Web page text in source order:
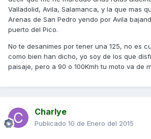
Valladolid, Avila, Salamanca, y la que mas
Arenas de San Pedro yendo por Avila
puerto del Pico.
No te desanimes por tener una 125, no es
como bien han dicho, yo soy de los que
paisaje, pero a 90 o 100Kmh tu moto va de
Charlye
Publicado 10 de Enero del 2015